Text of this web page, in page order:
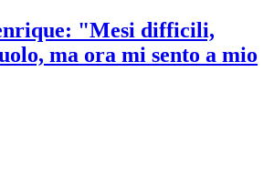
"Mesi difficili,
ma ora mi sento a mio